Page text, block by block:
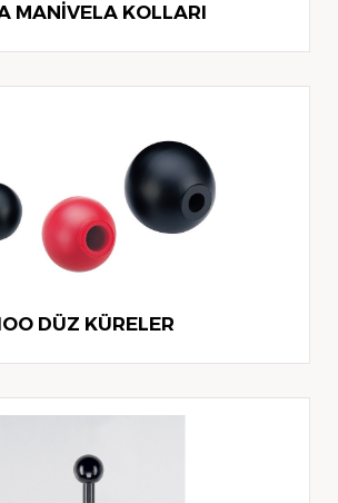
MANİVELA KOLLARI
DÜZ KÜRELER